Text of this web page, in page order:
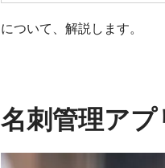
について、解説します。
名刺管理ア